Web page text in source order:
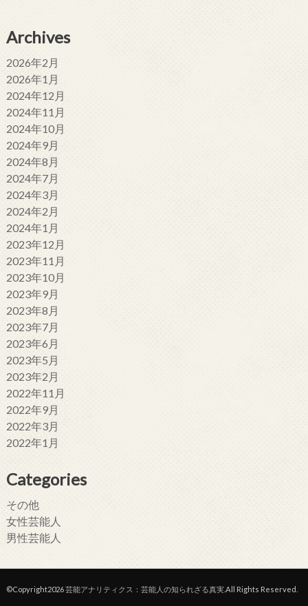
Archives
2026年2月
2026年1月
2024年12月
2024年11月
2024年10月
2024年9月
2024年8月
2024年7月
2024年3月
2024年2月
2024年1月
2023年12月
2023年11月
2023年10月
2023年9月
2023年8月
2023年7月
2023年6月
2023年5月
2023年2月
2022年11月
2022年9月
2022年3月
2022年1月
Categories
その他
女性芸能人
男性芸能人
©Copyright2026芸能アナリティクス：芸能人の知られざる真実.All Rights Reserved.